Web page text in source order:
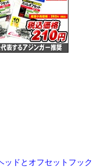
ドとオフセットフック